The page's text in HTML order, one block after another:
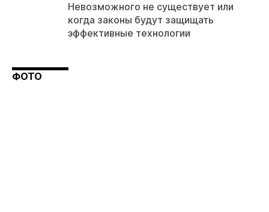
Невозможного не существует или
когда законы будут защищать
эффективные технологии
ФОТО